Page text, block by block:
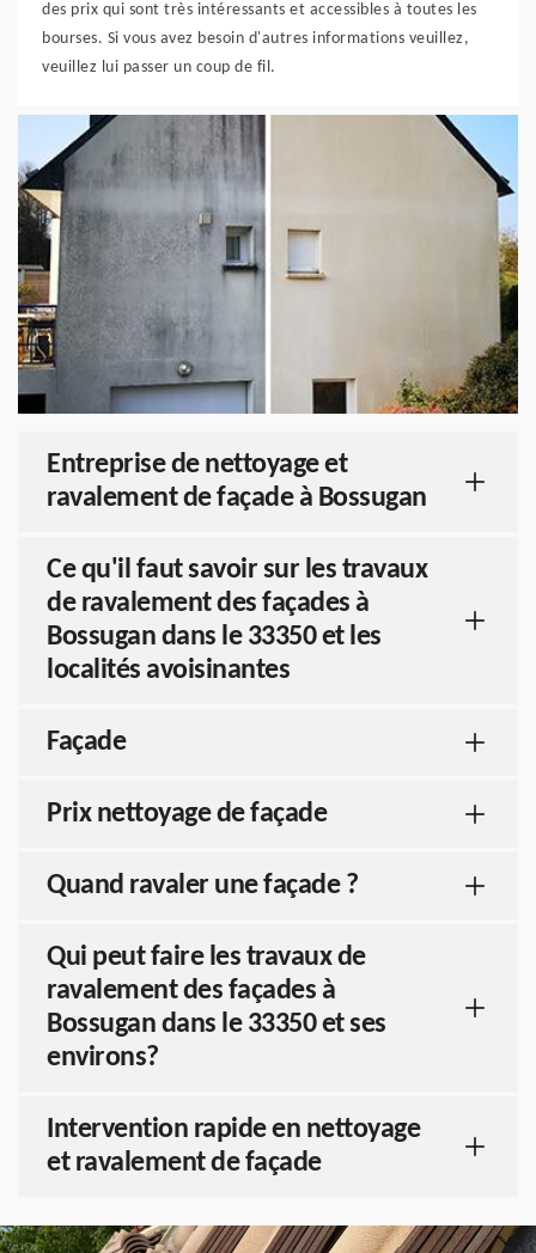
des prix qui sont très intéressants et accessibles à toutes les
bourses. Si vous avez besoin d'autres informations veuillez,
veuillez lui passer un coup de fil.
Entreprise de nettoyage et
ravalement de façade à Bossugan
Ce qu'il faut savoir sur les travaux
de ravalement des façades à
Bossugan dans le 33350 et les
localités avoisinantes
Façade
Prix nettoyage de façade
Quand ravaler une façade ?
Qui peut faire les travaux de
ravalement des façades à
Bossugan dans le 33350 et ses
environs?
Intervention rapide en nettoyage
et ravalement de façade